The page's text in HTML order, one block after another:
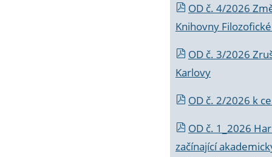
OD č. 4/2026
Knihovny
OD č. 3/2026
Karlovy
OD č. 2/2026 k
OD č. 1_2026
začínající